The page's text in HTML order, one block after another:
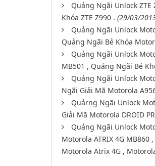
Quảng Ngãi Unlock
Khóa ZTE Z990 . (29/03/
Quảng Ngãi Unlock
Quảng Ngãi Bẻ Khóa
Quảng Ngãi Unlock
MB501 , Quảng Ngãi Bẻ
Quảng Ngãi Unlock
Ngãi Giải Mã Motorola
Quảrng Ngãi Unlock
Giải Mã Motorola DROID
Quảng Ngãi Unlock
Motorola ATRIX 4G
Motorola Atrix 4G ,